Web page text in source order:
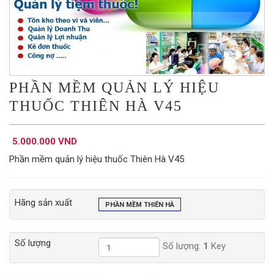
PHẦN MỀM QUẢN LÝ HIỆU
THUỐC THIÊN HÀ V45
5.000.000 VND
Phần mềm quản lý hiệu thuốc Thiên Hà V45
Hãng sản xuất PHẦN MỀM THIÊN HÀ
Số lượng Số lượng: 1 Key